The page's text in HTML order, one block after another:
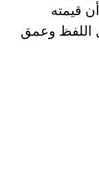
قيمته
اللفظ وعمق